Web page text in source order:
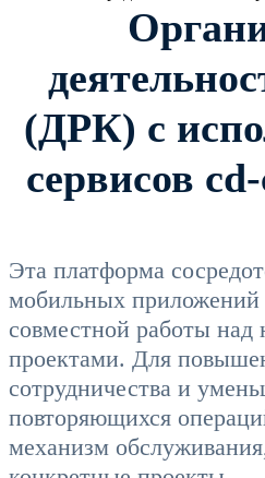
(ДРК) с
сервисов
Эта платформа
мобильных приложений
совместной работы над
проектами. Для
сотрудничества и
повторяющихся
механизм